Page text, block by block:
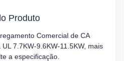
Produto
Comercial de CA
7.7KW-9.6KW-11.5KW, mais
a especificação.